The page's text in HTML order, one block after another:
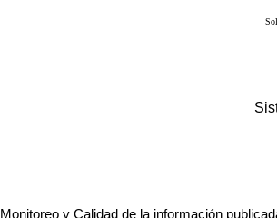
Monitoreo y Calidad de la información